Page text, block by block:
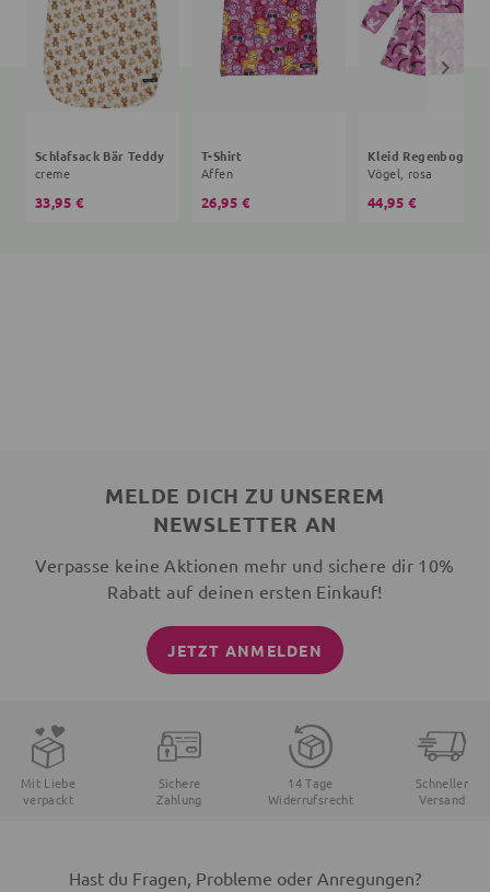
Schlafsack Bär Teddy
creme
33,95 €
T-Shirt
Affen
26,95 €
Vögel, rosa
44,95 €
MELDE DICH ZU UNSEREM
NEWSLETTER AN
Verpasse keine Aktionen mehr und sichere dir 10%
Rabatt auf deinen ersten Einkauf!
JETZT ANMELDEN
Mit Liebe
verpackt
Sichere
Zahlung
14 Tage
Widerrufsrecht
Schneller
Versand
Hast du Fragen, Probleme oder Anregungen?